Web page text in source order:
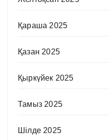
Қараша 2025
Қазан 2025
Қыркүйек 2025
Тамыз 2025
Шілде 2025